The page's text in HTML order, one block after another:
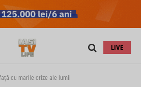
LIVE
cu marile crize ale lumii